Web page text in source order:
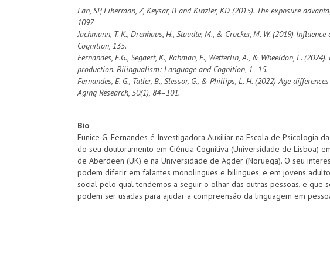
Fan, SP, Liberman, Z, Keysar, B and Kinzler, KD (2015). The exposure
1097
Jachmann, T. K., Drenhaus, H., Staudte, M., & Crocker, M. W. (2019)
Cognition, 135.
Fernandes, E.G., Segaert, K., Rahman, F., Wetterlin, A., & Wheeldon, L.
production. Bilingualism: Language and Cognition, 1–15.
Fernandes, E. G., Tatler, B., Slessor, G., & Phillips, L. H. (2022) Age
Aging Research, 50(1), 84–101.
Bio
Eunice G. Fernandes é Investigadora Auxiliar na Escola de Psicologia
do seu doutoramento em Ciência Cognitiva (Universidade de Lisboa)
de Aberdeen (UK) e na Universidade de Agder (Noruega). O seu
podem diferir em falantes monolingues e bilingues, e em jovens
social pelo qual tendemos a seguir o olhar das outras pessoas, e
podem ser usadas para ajudar a compreensão da linguagem em